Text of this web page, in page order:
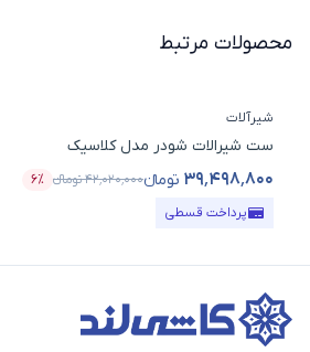
محصولات مرتبط
شیرآلات
ست شیرالات شودر مدل کلاسیک
۳۹٬۴۹۸٬۸۰۰ تومانء۴۲٬۰۲۰٬۰۰۰تومانء
قیمت محصول
۶٪
درصد
پرداخت قسطی